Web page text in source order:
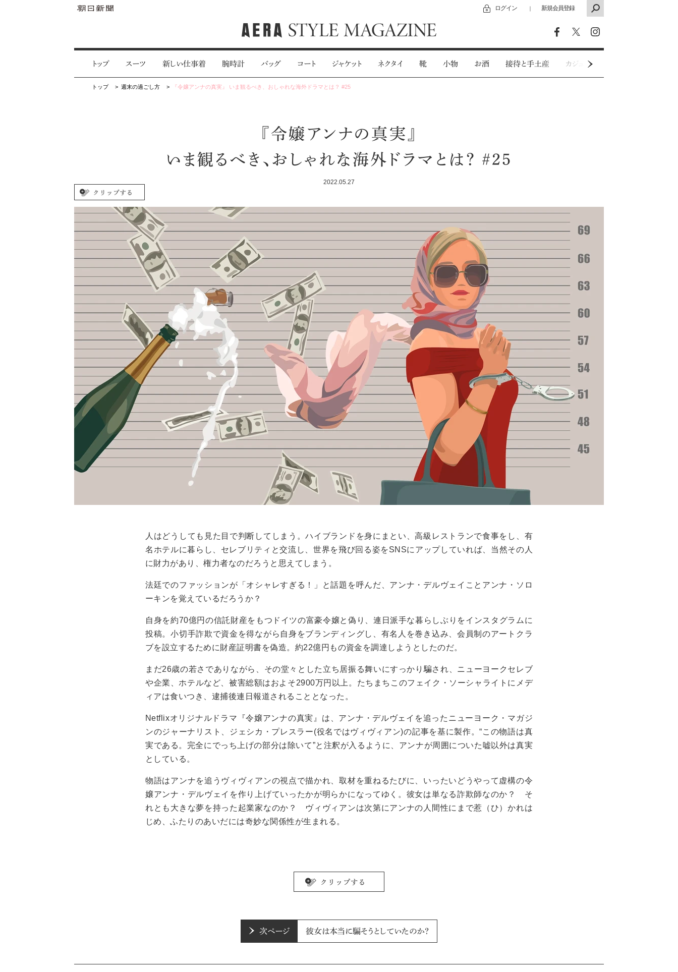
ログイン ｜ 新規会員登録
トップ スーツ 新しい仕事着 腕時計 バッグ コート ジャケット ネクタイ 靴 小物 お酒 接待と手土産 カジュアルウェア
トップ 週末の過ごし方 『令嬢アンナの真実』 いま観るべき、おしゃれな海外ドラマとは？ #25
『令嬢アンナの真実』
いま観るべき、おしゃれな海外ドラマとは？ #25
2022.05.27
人はどうしても見た目で判断してしまう。ハイブランドを身にまとい、高級レストランで食事をし、有
名ホテルに暮らし、セレブリティと交流し、世界を飛び回る姿をSNSにアップしていれば、当然その人
に財力があり、権力者なのだろうと思えてしまう。
法廷でのファッションが「オシャレすぎる！」と話題を呼んだ、アンナ・デルヴェイことアンナ・ソロ
ーキンを覚えているだろうか？
自身を約70億円の信託財産をもつドイツの富豪令嬢と偽り、連日派手な暮らしぶりをインスタグラムに
投稿。小切手詐欺で資金を得ながら自身をブランディングし、有名人を巻き込み、会員制のアートクラ
ブを設立するために財産証明書を偽造。約22億円もの資金を調達しようとしたのだ。
まだ26歳の若さでありながら、その堂々とした立ち居振る舞いにすっかり騙され、ニューヨークセレブ
や企業、ホテルなど、被害総額はおよそ2900万円以上。たちまちこのフェイク・ソーシャライトにメデ
ィアは食いつき、逮捕後連日報道されることとなった。
Netflixオリジナルドラマ『令嬢アンナの真実』は、アンナ・デルヴェイを追ったニューヨーク・マガジ
ンのジャーナリスト、ジェシカ・プレスラー(役名ではヴィヴィアン)の記事を基に製作。“この物語は真
実である。完全にでっち上げの部分は除いて”と注釈が入るように、アンナが周囲についた嘘以外は真実
としている。
物語はアンナを追うヴィヴィアンの視点で描かれ、取材を重ねるたびに、いったいどうやって虚構の令
嬢アンナ・デルヴェイを作り上げていったかが明らかになってゆく。彼女は単なる詐欺師なのか？ そ
れとも大きな夢を持った起業家なのか？ ヴィヴィアンは次第にアンナの人間性にまで惹（ひ）かれは
じめ、ふたりのあいだには奇妙な関係性が生まれる。
次ページ 彼女は本当に騙そうとしていたのか？